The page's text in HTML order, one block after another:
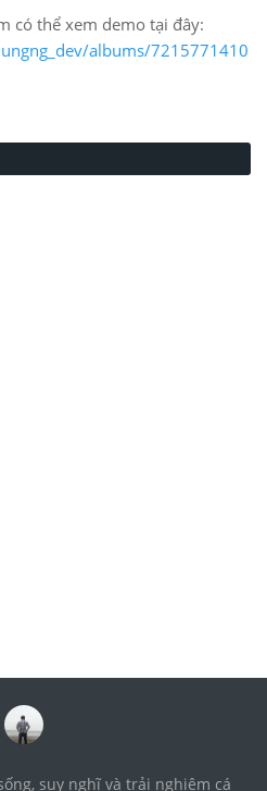
có thể xem demo tại đây:
albums/7215771410
suy nghĩ và trải nghiệm cá